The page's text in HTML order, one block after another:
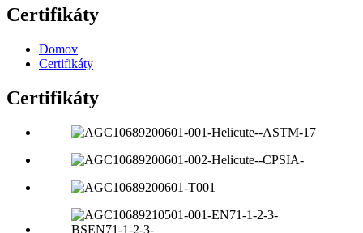
Certifikáty
Domov
Certifikáty
Certifikáty